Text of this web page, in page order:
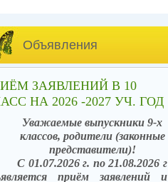
Объявления
ЗАЯВЛЕНИЙ В 10
НА 2026 -2027 УЧ. ГОД
Уважаемые выпускники 9-х
классов, родители (законные
представители)!
С 01.07.2026 г. по 21.08.2026 г
приём заявлений и